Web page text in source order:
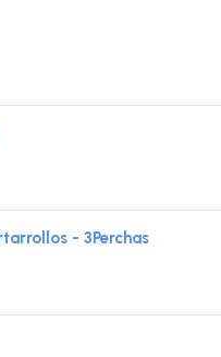
- 3Perchas